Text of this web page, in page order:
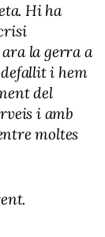
Hi ha
la gerra a
i hem
del
i amb
moltes